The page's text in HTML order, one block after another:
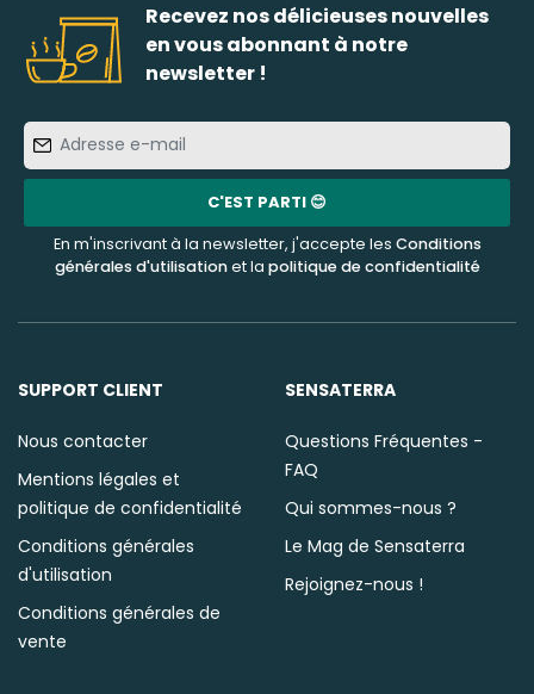
Recevez nos délicieuses nouvelles
en vous abonnant à notre
newsletter !
e-
mail
C'EST PARTI 😊
En m'inscrivant à la newsletter, j'accepte les Conditions
générales d'utilisationet la politique de confidentialité
SUPPORT CLIENT
Nous contacter
Mentions légales et
politique de confidentialité
Conditions générales
d'utilisation
Conditions générales de
vente
SENSATERRA
Questions Fréquentes -
FAQ
Qui sommes-nous ?
Le Mag de Sensaterra
Rejoignez-nous !